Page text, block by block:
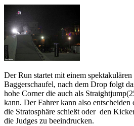
Der Run startet mit einem
Baggerschaufel, nach dem Drop folgt
hohe Corner die auch als
kann. Der Fahrer kann also entscheiden
die Stratosphäre schießt oder den
die Judges zu beeindrucken.